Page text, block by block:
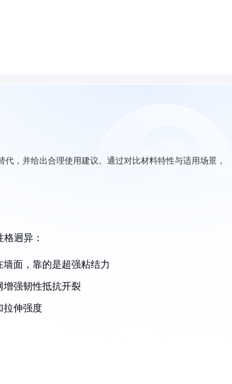
，并给出合理使用建议。通过对比材料特性与适用场景，
迥异：
墙面，靠的是超强粘结力
增强韧性抵抗开裂
拉伸强度